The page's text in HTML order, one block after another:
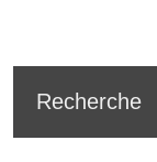
Recherche